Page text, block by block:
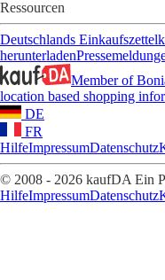
Ressourcen
Deutschlands Einkaufszettel
herunterladen
Member of
location based shopping
DE
FR
HilfeImpressumDatenschutz
© 2008 - 2026 kaufDA Ein
HilfeImpressumDatenschutz